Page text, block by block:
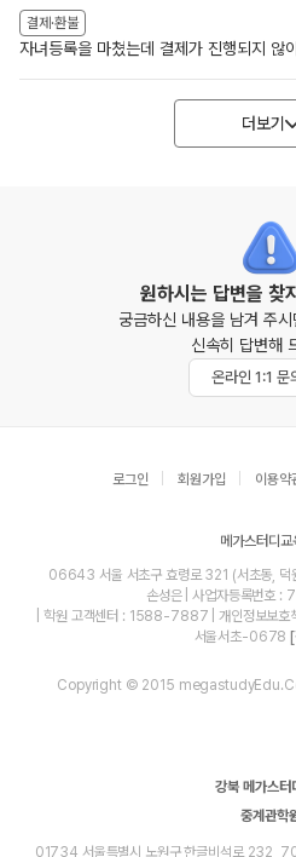
결제·환불
자녀등록을 마쳤는데 결제가 진행되지 않
더보기
원하시는 답변을 찾
궁금하신 내용을 남겨 주
신속히 답변해
온라인 1:1 문
로그인 회원가입 이용약
메가스터디
06643 서울 서초구 효령로 321 (서초동, 덕
손성은 | 사업자등록번
| 학원 고객센터 : 1588-7887 | 개인정보보호
서울서초-0678
Copyright © 2015
강북 메가스터
중계관학
01734 서울특별시 노원구 한글비석로 232,